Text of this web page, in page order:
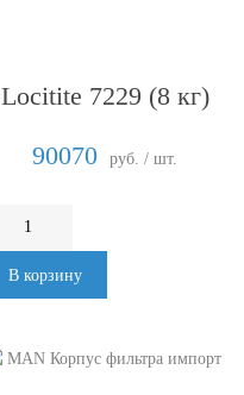
Locitite 7229 (8 кг)
90070
руб. / шт.
В корзину